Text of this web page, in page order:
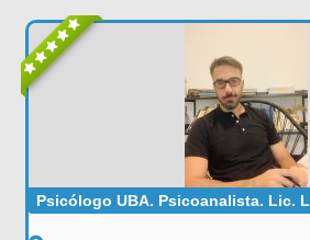
Psicólogo UBA. Psicoanalista. Lic.